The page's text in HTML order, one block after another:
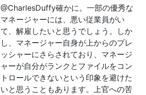
@CharlesDuffy確かに。一部の優秀な
マネージャーには、悪い従業員がい
て、解雇したいと思うでしょう。しか
し、マネージャー自身が上からのプレ
ッシャーにさらされており、マネージ
ャーが自分がランクとファイルをコン
トロールできないという印象を避けた
いと思うこともあります。上官への苦